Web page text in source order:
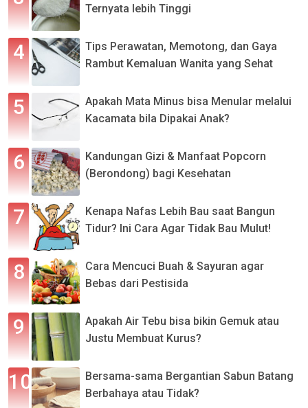
Ternyata lebih Tinggi
Tips Perawatan, Memotong, dan Gaya
Rambut Kemaluan Wanita yang Sehat
Apakah Mata Minus bisa Menular melalui
Kacamata bila Dipakai Anak?
Kandungan Gizi & Manfaat Popcorn
(Berondong) bagi Kesehatan
Kenapa Nafas Lebih Bau saat Bangun
Tidur? Ini Cara Agar Tidak Bau Mulut!
Cara Mencuci Buah & Sayuran agar
Bebas dari Pestisida
Apakah Air Tebu bisa bikin Gemuk atau
Justu Membuat Kurus?
Bersama-sama Bergantian Sabun Batang
Berbahaya atau Tidak?